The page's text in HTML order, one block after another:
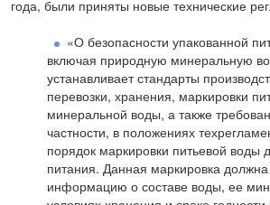
года, были приняты новые технические
«О безопасности упакованной
включая природную минеральную
устанавливает стандарты
перевозки, хранения, маркировки
минеральной воды, а также
частности, в положениях
порядок маркировки питьевой воды
питания. Данная маркировка
информацию о составе воды, ее